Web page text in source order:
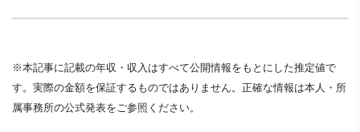
※本記事に記載の年収・収入はすべて公開情報をもとにした推定値で
す。実際の金額を保証するものではありません。正確な情報は本人・所
属事務所の公式発表をご参照ください。